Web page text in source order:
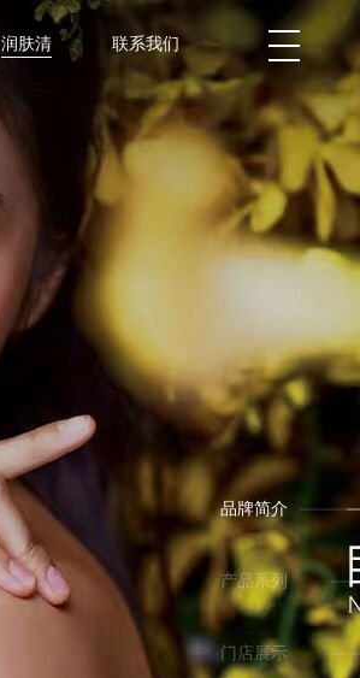
润肤清 联系我们
品牌简介
产品系列
门店展示